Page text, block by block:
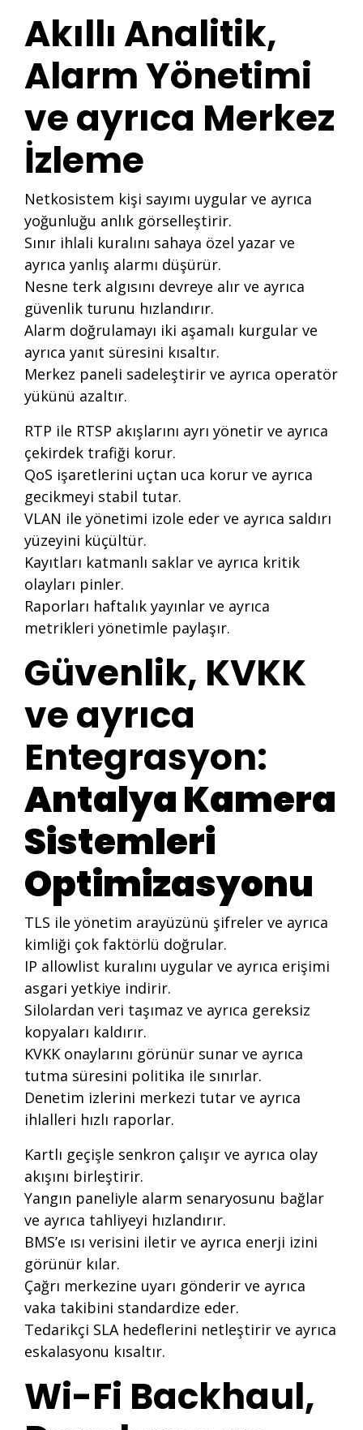
Akıllı Analitik,
Alarm Yönetimi
ve ayrıca Merkez
İzleme
Netkosistem kişi sayımı uygular ve ayrıca
yoğunluğu anlık görselleştirir.
Sınır ihlali kuralını sahaya özel yazar ve
ayrıca yanlış alarmı düşürür.
Nesne terk algısını devreye alır ve ayrıca
güvenlik turunu hızlandırır.
Alarm doğrulamayı iki aşamalı kurgular ve
ayrıca yanıt süresini kısaltır.
Merkez paneli sadeleştirir ve ayrıca operatör
yükünü azaltır.
RTP ile RTSP akışlarını ayrı yönetir ve ayrıca
çekirdek trafiği korur.
QoS işaretlerini uçtan uca korur ve ayrıca
gecikmeyi stabil tutar.
VLAN ile yönetimi izole eder ve ayrıca saldırı
yüzeyini küçültür.
Kayıtları katmanlı saklar ve ayrıca kritik
olayları pinler.
Raporları haftalık yayınlar ve ayrıca
metrikleri yönetimle paylaşır.
Güvenlik, KVKK
ve ayrıca
Entegrasyon:
Antalya Kamera
Sistemleri
Optimizasyonu
TLS ile yönetim arayüzünü şifreler ve ayrıca
kimliği çok faktörlü doğrular.
IP allowlist kuralını uygular ve ayrıca erişimi
asgari yetkiye indirir.
Silolardan veri taşımaz ve ayrıca gereksiz
kopyaları kaldırır.
KVKK onaylarını görünür sunar ve ayrıca
tutma süresini politika ile sınırlar.
Denetim izlerini merkezi tutar ve ayrıca
ihlalleri hızlı raporlar.
Kartlı geçişle senkron çalışır ve ayrıca olay
akışını birleştirir.
Yangın paneliyle alarm senaryosunu bağlar
ve ayrıca tahliyeyi hızlandırır.
BMS’e ısı verisini iletir ve ayrıca enerji izini
görünür kılar.
Çağrı merkezine uyarı gönderir ve ayrıca
vaka takibini standardize eder.
Tedarikçi SLA hedeflerini netleştirir ve ayrıca
eskalasyonu kısaltır.
Wi-Fi Backhaul,